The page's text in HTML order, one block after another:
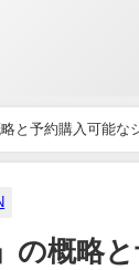
と予約購入可能な
の概略